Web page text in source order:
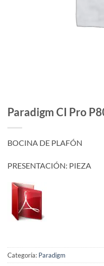
Paradigm CI Pro
BOCINA DE PLAFÓN
PRESENTACIÓN: PIEZA
Categoría: Paradigm